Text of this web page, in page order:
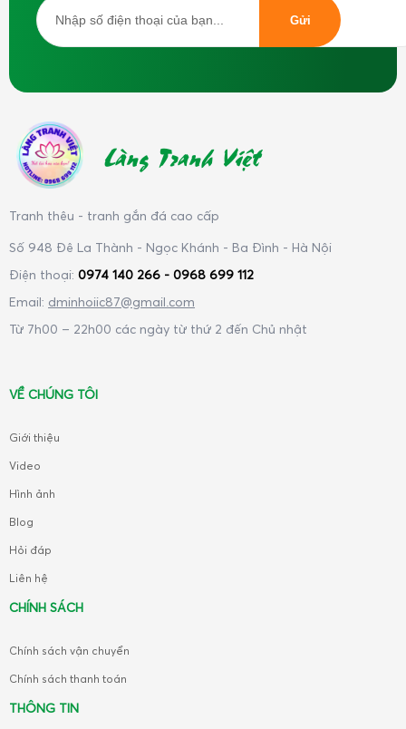
Làng Tranh Việt
Tranh thêu - tranh gắn đá cao cấp
Số 948 Đê La Thành - Ngọc Khánh - Ba Đình - Hà Nội
Điện thoại: 0974 140 266 - 0968 699 112
Email: dminhoiic87@gmail.com
Từ 7h00 – 22h00 các ngày từ thứ 2 đến Chủ nhật
VỀ CHÚNG TÔI
Giới thiệu
Video
Hình ảnh
Blog
Hỏi đáp
Liên hệ
CHÍNH SÁCH
Chính sách vận chuyển
Chính sách thanh toán
THÔNG TIN